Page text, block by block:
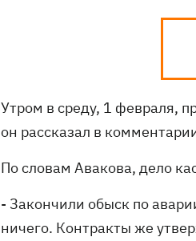
Утром в среду, 1 февраля,
он рассказал в
По словам Авакова, дело
- Закончили обыск по
ничего. Контракты же